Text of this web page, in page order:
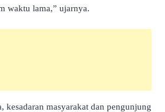
waktu lama,” ujarnya.
kesadaran masyarakat dan pengunjung